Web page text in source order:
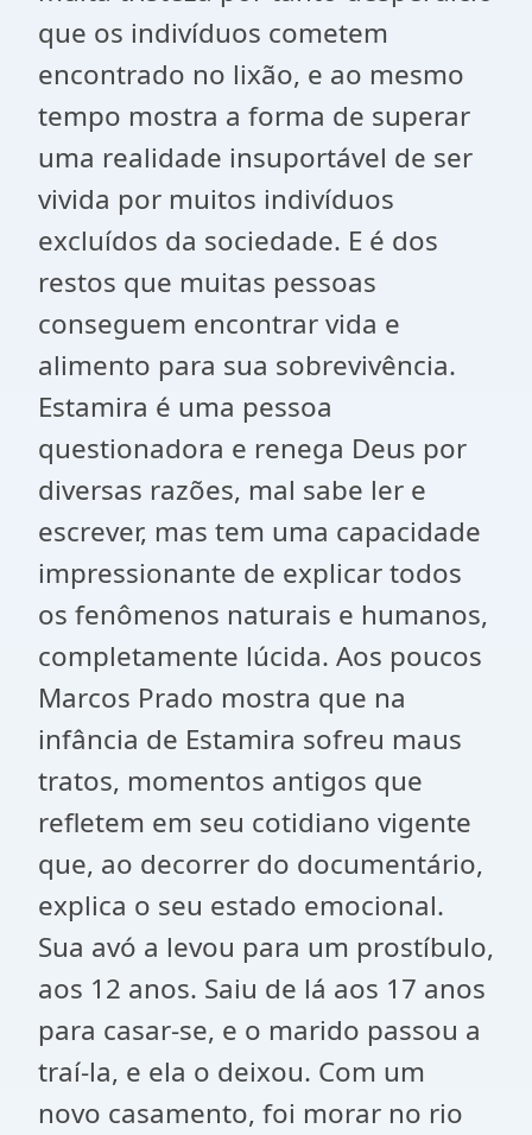
que os indivíduos cometem
encontrado no lixão, e ao mesmo
tempo mostra a forma de superar
uma realidade insuportável de ser
vivida por muitos indivíduos
excluídos da sociedade. E é dos
restos que muitas pessoas
conseguem encontrar vida e
alimento para sua sobrevivência.
Estamira é uma pessoa
questionadora e renega Deus por
diversas razões, mal sabe ler e
escrever, mas tem uma capacidade
impressionante de explicar todos
os fenômenos naturais e humanos,
completamente lúcida. Aos poucos
Marcos Prado mostra que na
infância de Estamira sofreu maus
tratos, momentos antigos que
refletem em seu cotidiano vigente
que, ao decorrer do documentário,
explica o seu estado emocional.
Sua avó a levou para um prostíbulo,
aos 12 anos. Saiu de lá aos 17 anos
para casar-se, e o marido passou a
traí-la, e ela o deixou. Com um
novo casamento, foi morar no rio